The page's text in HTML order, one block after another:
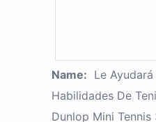
Name: Le
Habilidades De
Dunlop Mini